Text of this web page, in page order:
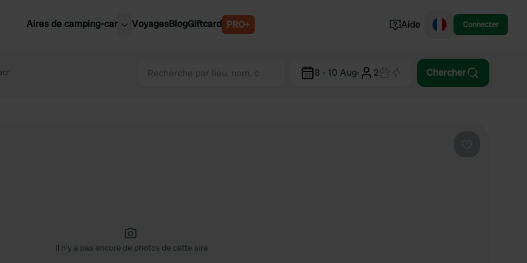
Aires de camping-car
Slovénie
VoyagesBlogGiftcard PRO+ Aide Connecter
8 - 10 Aug· 2 Chercher
Il n'y a pas encore de photos de cette aire